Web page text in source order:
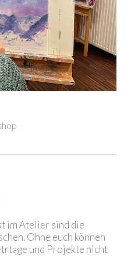
im Atelier sind die
Ohne euch können
und Projekte nicht